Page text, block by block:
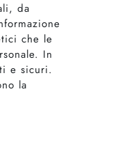
da
che le
In
e sicuri.
la